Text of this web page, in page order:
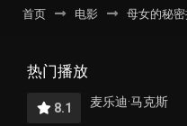
首页 电影 母女的秘
热门播放
8.1 麦乐迪·马克斯